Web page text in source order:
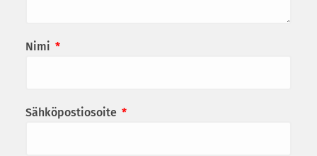
Nimi *
Sähköpostiosoite *